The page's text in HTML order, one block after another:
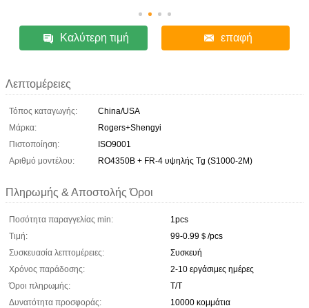
Καλύτερη τιμή επαφή
Λεπτομέρειες
Τόπος καταγωγής:
China/USA
Μάρκα:
Rogers+Shengyi
Πιστοποίηση:
ISO9001
Αριθμό μοντέλου:
RO4350B + FR-4 υψηλής Tg (S1000-2M)
Πληρωμής & Αποστολής Όροι
Ποσότητα παραγγελίας min:
1pcs
Τιμή:
99-0.99＄/pcs
Συσκευασία λεπτομέρειες:
Συσκευή
Χρόνος παράδοσης:
2-10 εργάσιμες ημέρες
Όροι πληρωμής:
Τ/Τ
Δυνατότητα προσφοράς:
10000 κομμάτια